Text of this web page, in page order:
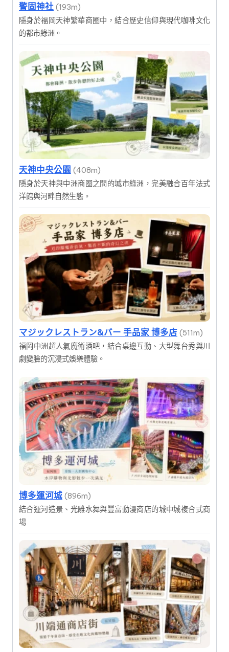
警固神社 (193m)
隱身於福岡天神繁華商圈中，結合歷史信仰與現代咖啡文化
的都市綠洲。
天神中央公園 (408m)
隱身於天神與中洲商圈之間的城市綠洲，完美融合百年法式
洋館與河畔自然生態。
マジックレストラン&バー 手品家 博多店 (511m)
福岡中洲超人氣魔術酒吧，結合桌邊互動、大型舞台秀與川
劇變臉的沉浸式娛樂體驗。
博多運河城 (896m)
結合運河造景、光雕水舞與豐富動漫商店的城中城複合式商
場